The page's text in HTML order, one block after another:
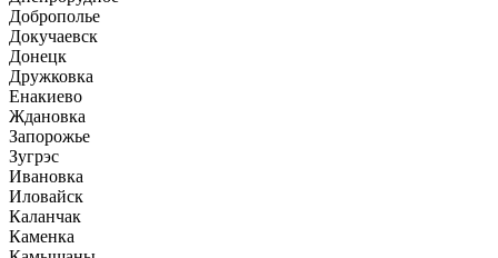
Доброполье
Докучаевск
Донецк
Дружковка
Енакиево
Ждановка
Запорожье
Зугрэс
Ивановка
Иловайск
Каланчак
Каменка